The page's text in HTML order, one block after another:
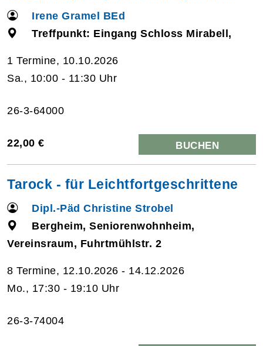
Irene Gramel BEd
Treffpunkt: Eingang Schloss Mirabell,
1 Termine, 10.10.2026
Sa., 10:00 - 11:30 Uhr
26-3-64000
22,00 € BUCHEN
Tarock - für Leichtfortgeschrittene
Dipl.-Päd Christine Strobel
Bergheim, Seniorenwohnheim,
Vereinsraum, Fuhrtmühlstr. 2
8 Termine, 12.10.2026 - 14.12.2026
Mo., 17:30 - 19:10 Uhr
26-3-74004